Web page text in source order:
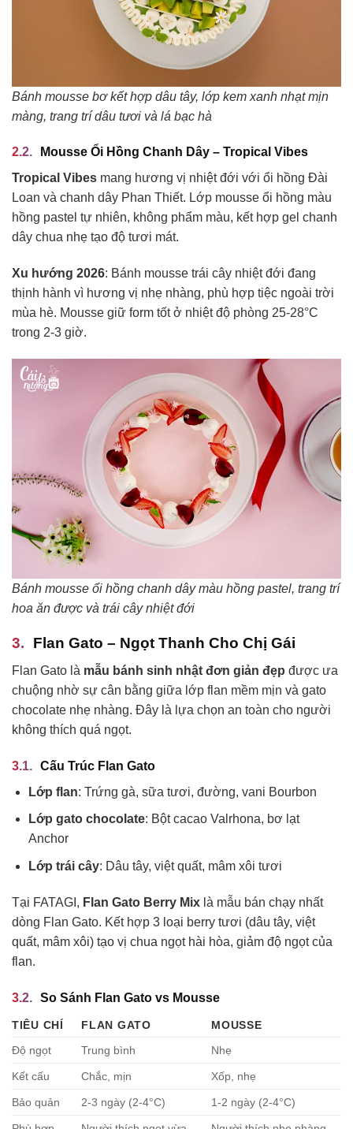
Bánh mousse bơ kết hợp dâu tây, lớp kem xanh nhạt mịn
màng, trang trí dâu tươi và lá bạc hà
Mousse Ổi Hồng Chanh Dây – Tropical Vibes
Tropical Vibes mang hương vị nhiệt đới với ổi hồng Đài
Loan và chanh dây Phan Thiết. Lớp mousse ổi hồng màu
hồng pastel tự nhiên, không phẩm màu, kết hợp gel chanh
dây chua nhẹ tạo độ tươi mát.
Xu hướng 2026: Bánh mousse trái cây nhiệt đới đang
thịnh hành vì hương vị nhẹ nhàng, phù hợp tiệc ngoài trời
mùa hè. Mousse giữ form tốt ở nhiệt độ phòng 25-28°C
trong 2-3 giờ.
Bánh mousse ổi hồng chanh dây màu hồng pastel, trang trí
hoa ăn được và trái cây nhiệt đới
Flan Gato – Ngọt Thanh Cho Chị Gái
Flan Gato là mẫu bánh sinh nhật đơn giản đẹp được ưa
chuộng nhờ sự cân bằng giữa lớp flan mềm mịn và gato
chocolate nhẹ nhàng. Đây là lựa chọn an toàn cho người
không thích quá ngọt.
Cấu Trúc Flan Gato
Lớp flan: Trứng gà, sữa tươi, đường, vani Bourbon
Lớp gato chocolate: Bột cacao Valrhona, bơ lạt
Anchor
Lớp trái cây: Dâu tây, việt quất, mâm xôi tươi
Tại FATAGI, Flan Gato Berry Mix là mẫu bán chạy nhất
dòng Flan Gato. Kết hợp 3 loại berry tươi (dâu tây, việt
quất, mâm xôi) tạo vị chua ngọt hài hòa, giảm độ ngọt của
flan.
So Sánh Flan Gato vs Mousse
TIÊU CHÍ FLAN GATO
MOUSSE
Độ ngọt
Trung bình Nhẹ
Kết cấu Chắc, mịn Xốp, nhẹ
Bảo quản 2-3 ngày (2-4°C) 1-2 ngày (2-4°C)